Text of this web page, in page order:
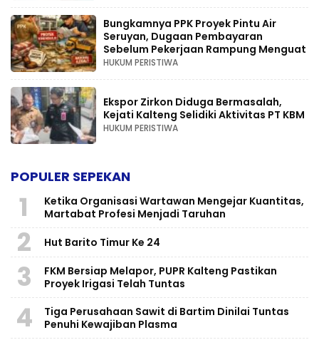
Bungkamnya PPK Proyek Pintu Air
Seruyan, Dugaan Pembayaran
Sebelum Pekerjaan Rampung Menguat
HUKUM PERISTIWA
Ekspor Zirkon Diduga Bermasalah,
Kejati Kalteng Selidiki Aktivitas PT KBM
HUKUM PERISTIWA
POPULER SEPEKAN
1
Ketika Organisasi Wartawan Mengejar Kuantitas,
Martabat Profesi Menjadi Taruhan
2 Hut Barito Timur Ke 24
3
FKM Bersiap Melapor, PUPR Kalteng Pastikan
Proyek Irigasi Telah Tuntas
4
Tiga Perusahaan Sawit di Bartim Dinilai Tuntas
Penuhi Kewajiban Plasma